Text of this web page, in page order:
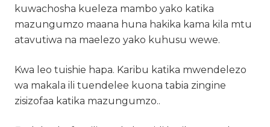
kuwachosha kueleza mambo yako katika
mazungumzo maana huna hakika kama kila mtu
atavutiwa na maelezo yako kuhusu wewe.
Kwa leo tuishie hapa. Karibu katika mwendelezo
wa makala ili tuendelee kuona tabia zingine
zisizofaa katika mazungumzo..